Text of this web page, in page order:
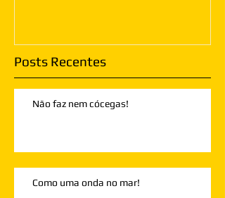
Posts Recentes
Não faz nem cócegas!
Como uma onda no mar!